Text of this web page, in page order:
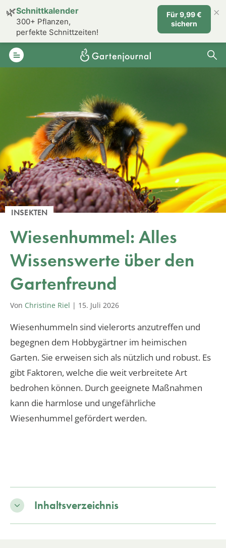
INSEKTEN
Wiesenhummel: Alles
Wissenswerte über den
Gartenfreund
Von Christine Riel | 15. Juli 2026
Wiesenhummeln sind vielerorts anzutreffen und
begegnen dem Hobbygärtner im heimischen
Garten. Sie erweisen sich als nützlich und robust. Es
gibt Faktoren, welche die weit verbreitete Art
bedrohen können. Durch geeignete Maßnahmen
kann die harmlose und ungefährliche
Wiesenhummel gefördert werden.
Inhaltsverzeichnis
🌿Schnittkalender
300+ Pflanzen,
perfekte Schnittzeiten!
Für 9,99 €
sichern
×